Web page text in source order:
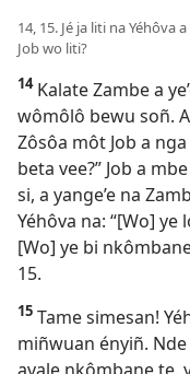
14, 15. Jé ja liti na
Job wo liti?
14Kalate Zambe a
wômôlô bewu soñ.
Zôsôa môt Job a
beta vee?” Job a
si, a yange’e na
Yéhôva na: “[Wo]
[Wo] ye bi
15.
15 Tame simesan!
miñwuan ényiñ. Nde
avale nkômbane te,